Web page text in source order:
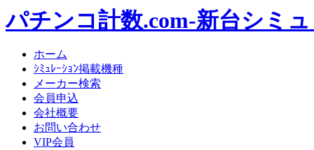
パチンコ計数.com-新台シミ
ホーム
ｼﾐｭﾚｰｼｮﾝ掲載機種
メーカー検索
会員申込
会社概要
お問い合わせ
VIP会員